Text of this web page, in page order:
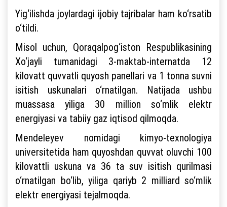
Yig‘ilishda joylardagi ijobiy tajribalar ham ko‘rsatib
o‘tildi.
Misol uchun, Qoraqalpog‘iston Respublikasining
Xo‘jayli tumanidagi 3-maktab-internatda 12
kilovatt quvvatli quyosh panellari va 1 tonna suvni
isitish uskunalari o‘rnatilgan. Natijada ushbu
muassasa yiliga 30 million so‘mlik elektr
energiyasi va tabiiy gaz iqtisod qilmoqda.
Mendeleyev nomidagi kimyo-texnologiya
universitetida ham quyoshdan quvvat oluvchi 100
kilovattli uskuna va 36 ta suv isitish qurilmasi
o‘rnatilgan bo‘lib, yiliga qariyb 2 milliard so‘mlik
elektr energiyasi tejalmoqda.